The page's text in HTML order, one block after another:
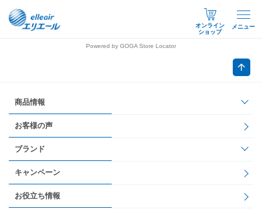
オンライン
ショップ
メニュー
Powered by GOGA Store Locator
商品情報
お客様の声
ブランド
キャンペーン
お役立ち情報